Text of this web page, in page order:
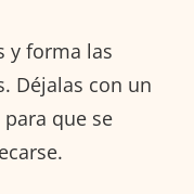
y forma las
Déjalas con un
que se